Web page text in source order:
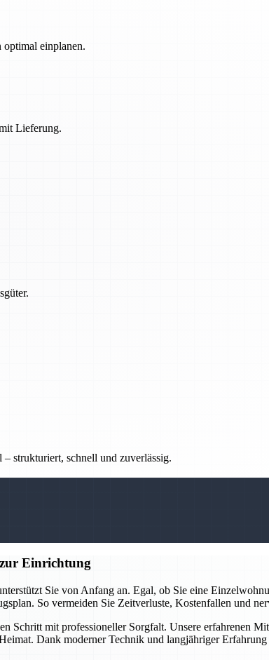
einplanen.
Lieferung.
strukturiert, schnell und zuverlässig.
Einrichtung
Sie von Anfang an. Egal, ob Sie eine
So vermeiden Sie Zeitverluste, Kostenfallen und
mit professioneller Sorgfalt. Unsere erfahrenen
Dank moderner Technik und langjähriger